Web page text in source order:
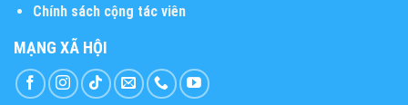
Chính sách cộng tác viên
MẠNG XÃ HỘI